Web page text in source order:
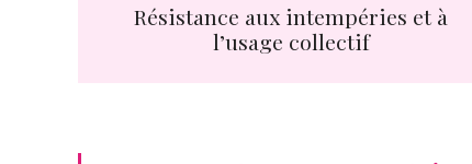
Résistance aux intempéries et à
l’usage collectif